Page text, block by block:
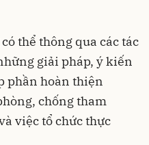
thể thông qua các tác
giải pháp, ý kiến
phần hoàn thiện
chống tham
việc tổ chức thực